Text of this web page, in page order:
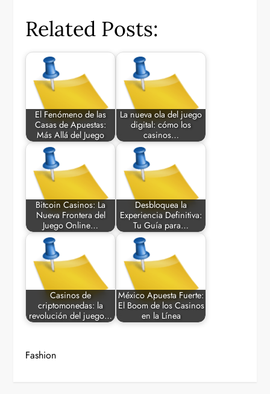
Related Posts:
El Fenómeno de las
Casas de Apuestas:
Más Allá del Juego
La nueva ola del juego
digital: cómo los
casinos…
Bitcoin Casinos: La
Nueva Frontera del
Juego Online…
Desbloquea la
Experiencia Definitiva:
Tu Guía para…
Casinos de
criptomonedas: la
revolución del juego…
México Apuesta Fuerte:
El Boom de los Casinos
en la Línea
Fashion